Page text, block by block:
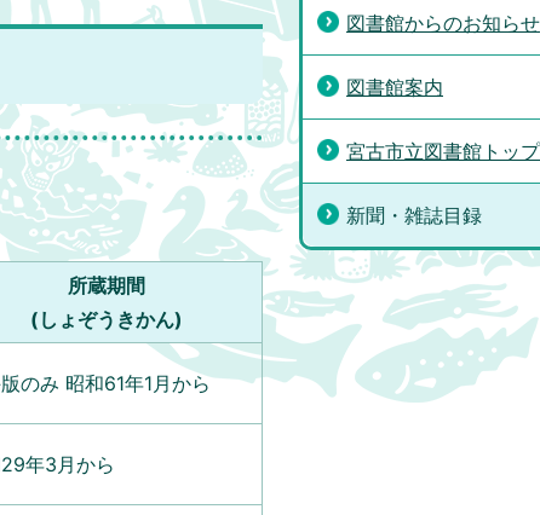
所蔵期間
(しょぞうきかん)
のみ 昭和61年1月から
年3月から
図書館からのお知らせ
図書館案内
宮古市立図書館トッ
新聞・雑誌目録